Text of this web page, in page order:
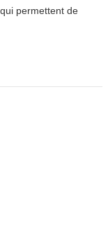
permettent de